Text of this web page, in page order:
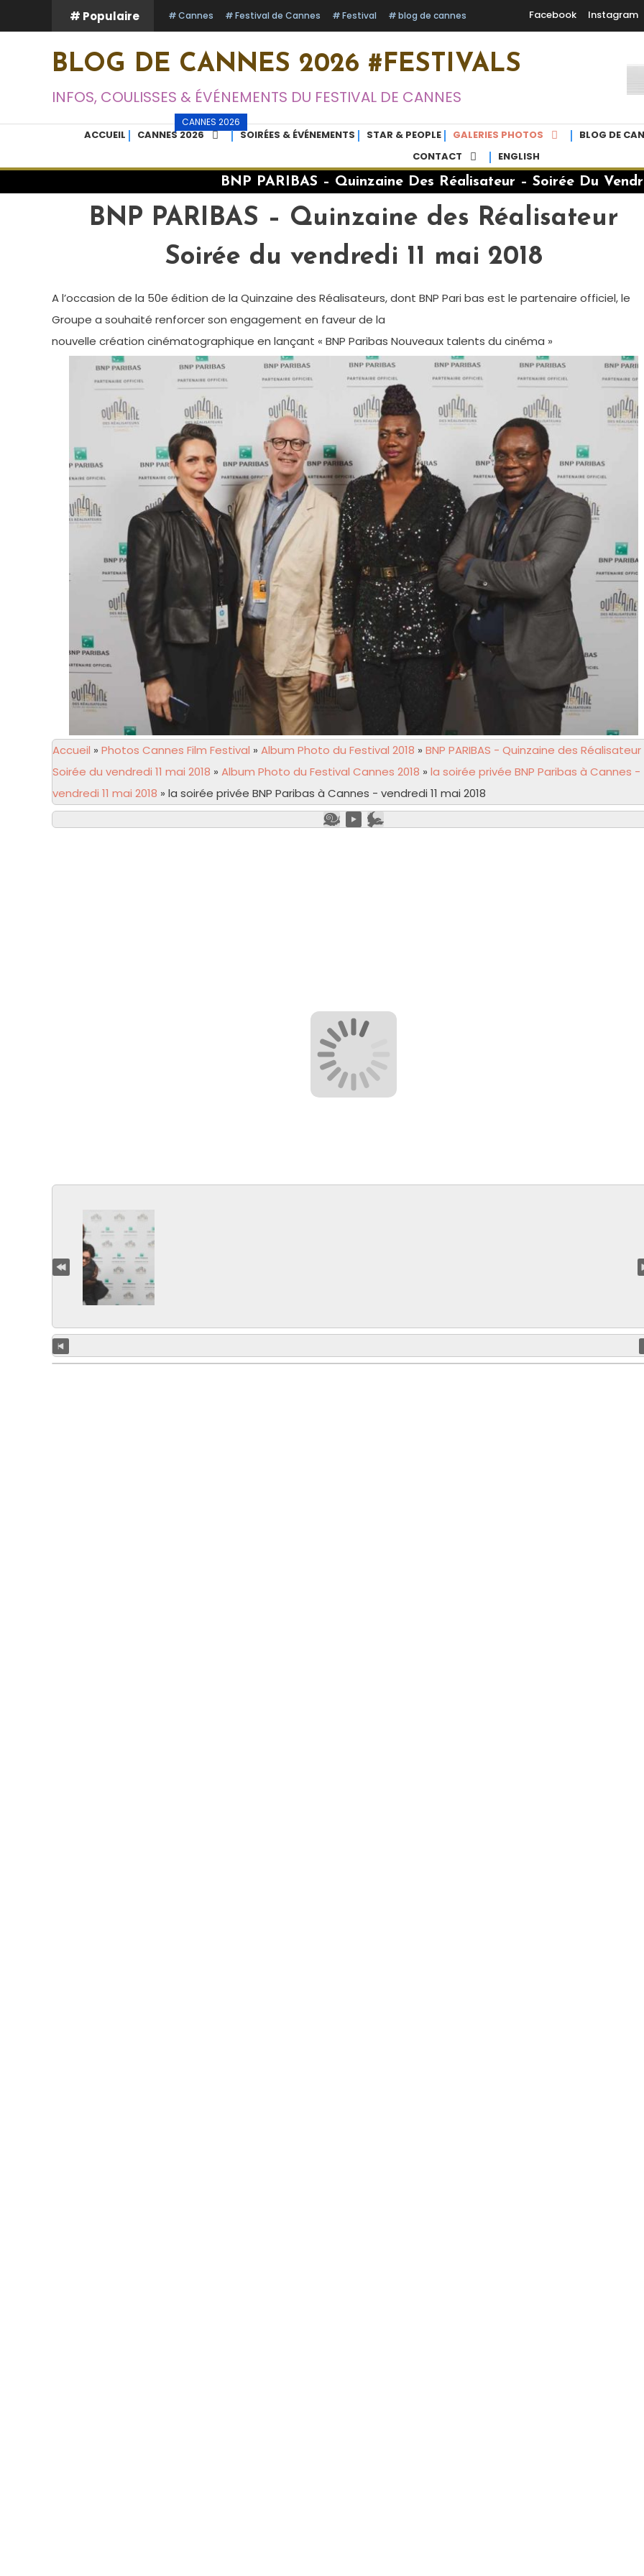
To
# Populaire Cannes Festival de Cannes Festival blog de cannes Facebook Instagram
BLOG DE CANNES 2026 #FESTIVALS
INFOS, COULISSES & ÉVÉNEMENTS DU FESTIVAL DE CANNES
ACCUEIL CANNES 2026
CANNES 2026
SOIRÉES & ÉVÉNEMENTS STAR & PEOPLE GALERIES PHOTOS
BLOG DE
CONTACT
ENGLISH
BNP PARIBAS – Quinzaine Des Réalisateur – Soirée Du
BNP PARIBAS – Quinzaine des Réalisateur
Soirée du vendredi 11 mai 2018
A l’occasion de la 50e édition de la Quinzaine des Réalisateurs, dont BNP Pari bas est le partenaire officiel, le
Groupe a souhaité renforcer son engagement en faveur de la
nouvelle création cinématographique en lançant « BNP Paribas Nouveaux talents du cinéma »
Accueil » Photos Cannes Film Festival » Album Photo du Festival 2018 » BNP PARIBAS - Quinzaine des
Soirée du vendredi 11 mai 2018 » Album Photo du Festival Cannes 2018 » la soirée privée BNP Paribas à Cannes -
vendredi 11 mai 2018 » la soirée privée BNP Paribas à Cannes - vendredi 11 mai 2018